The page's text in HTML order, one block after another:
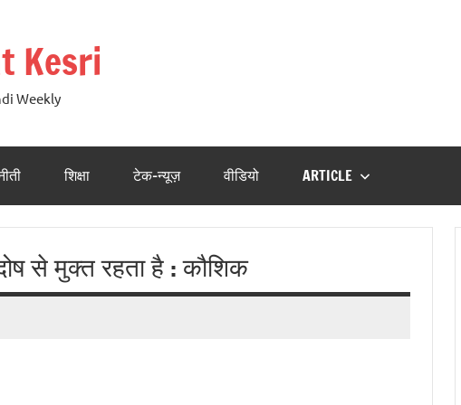
Kesri
Weekly
शिक्षा टेक-न्यूज़ वीडियो ARTICLE
से मुक्त रहता है : कौशिक